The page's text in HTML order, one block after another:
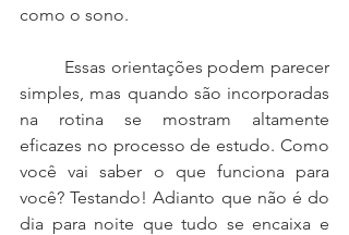
como o sono.
simples, mas quando são incorporadas
na rotina se mostram altamente
eficazes no processo de estudo. Como
você vai saber o que funciona para
você? Testando! Adianto que não é do
dia para noite que tudo se encaixa e